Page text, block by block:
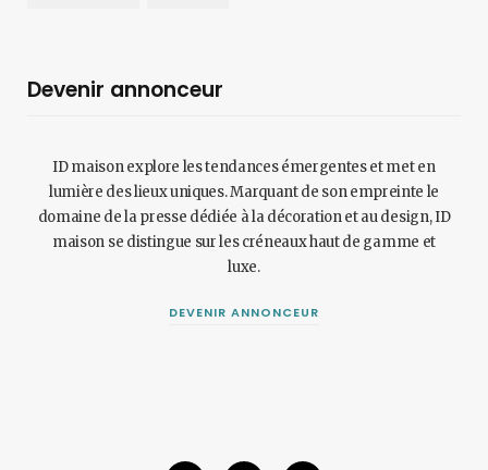
Devenir annonceur
ID maison explore les tendances émergentes et met en
lumière des lieux uniques. Marquant de son empreinte le
domaine de la presse dédiée à la décoration et au design, ID
maison se distingue sur les créneaux haut de gamme et
luxe.
DEVENIR ANNONCEUR